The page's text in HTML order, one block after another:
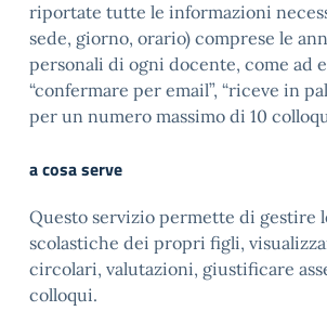
riportate tutte le informazioni
sede, giorno, orario) comprese le
personali di ogni docente, come ad
“confermare per email”, “riceve in
per un numero massimo di 10
a cosa serve
Questo servizio permette di gestire
scolastiche dei propri figli,
circolari, valutazioni, giustificare
colloqui.